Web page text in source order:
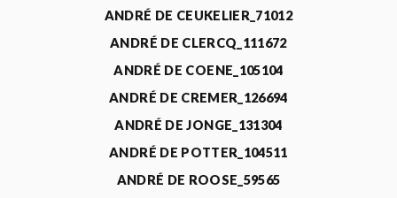
ANDRÉ DE CEUKELIER_71012
ANDRÉ DE CLERCQ_111672
ANDRÉ DE COENE_105104
ANDRÉ DE CREMER_126694
ANDRÉ DE JONGE_131304
ANDRÉ DE POTTER_104511
ANDRÉ DE ROOSE_59565